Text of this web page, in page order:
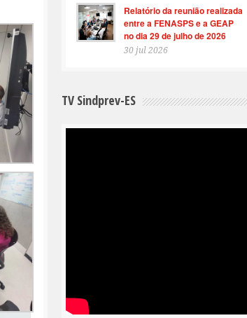
Relatório da reunião realizada
entre a FENASPS e a GEAP
no dia 29 de julho de 2026
30 jul 2026
TV Sindprev-ES